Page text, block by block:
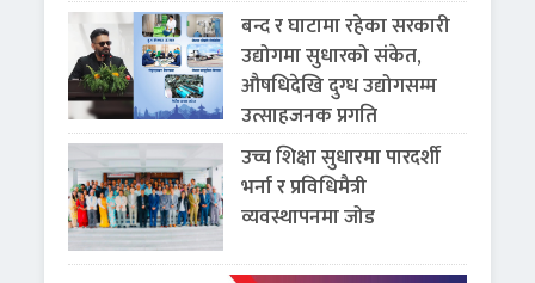
बन्द र घाटामा रहेका सरकारी
उद्योगमा सुधारको संकेत,
औषधिदेखि दुग्ध उद्योगसम्म
उत्साहजनक प्रगति
उच्च शिक्षा सुधारमा पारदर्शी
भर्ना र प्रविधिमैत्री
व्यवस्थापनमा जोड